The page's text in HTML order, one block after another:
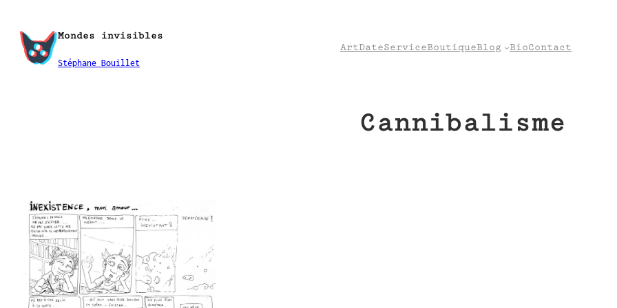
contenu
Mondes invisibles
Stéphane Bouillet
ArtDateServiceBoutiqueBlog BioContact
Cannibalisme